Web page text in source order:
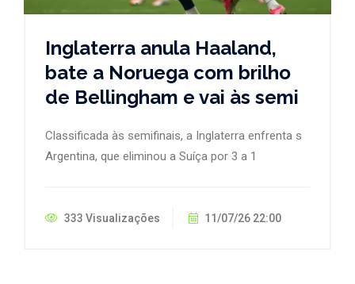
Inglaterra anula Haaland,
bate a Noruega com brilho
de Bellingham e vai às semi
Classificada às semifinais, a Inglaterra enfrenta s
Argentina, que eliminou a Suíça por 3 a 1
333 Visualizações 11/07/26 22:00